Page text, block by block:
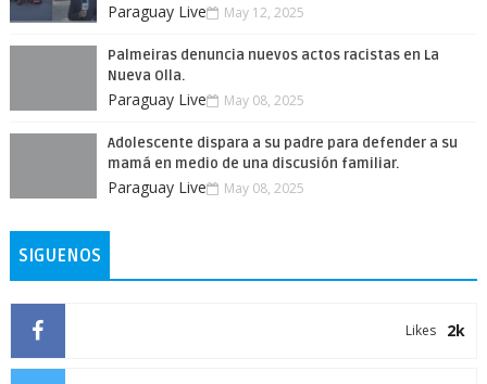
Paraguay Live May 12, 2025
Palmeiras denuncia nuevos actos racistas en La
Nueva Olla.
Paraguay Live May 08, 2025
Adolescente dispara a su padre para defender a su
mamá en medio de una discusión familiar.
Paraguay Live May 08, 2025
SIGUENOS
2k
Likes